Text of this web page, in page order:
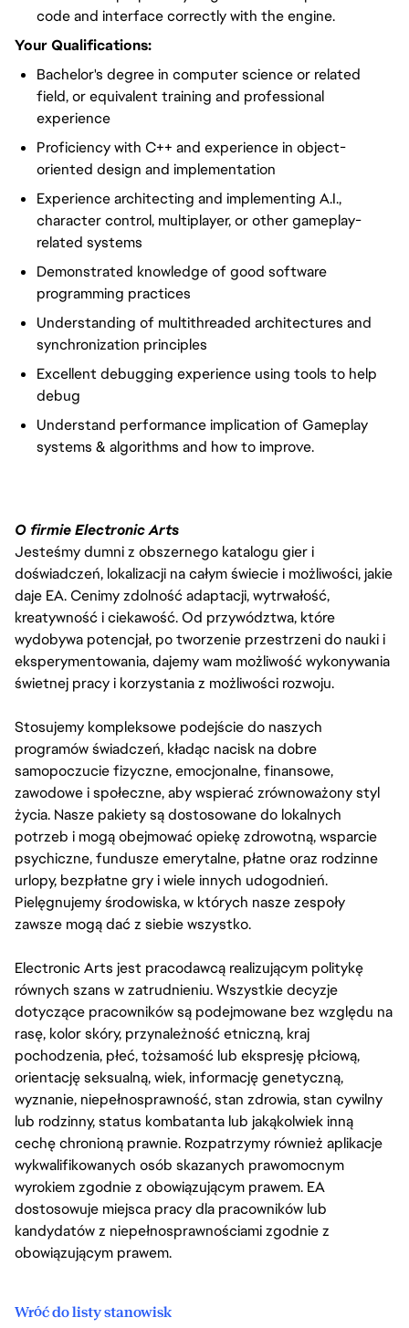
code and interface correctly with the engine.
Your Qualifications:
Bachelor's degree in computer science or related
field, or equivalent training and professional
experience
Proficiency with C++ and experience in object-
oriented design and implementation
Experience architecting and implementing A.I.,
character control, multiplayer, or other gameplay-
related systems
Demonstrated knowledge of good software
programming practices
Understanding of multithreaded architectures and
synchronization principles
Excellent debugging experience using tools to help
debug
Understand performance implication of Gameplay
systems & algorithms and how to improve.
O firmie Electronic Arts
Jesteśmy dumni z obszernego katalogu gier i
doświadczeń, lokalizacji na całym świecie i możliwości, jakie
daje EA. Cenimy zdolność adaptacji, wytrwałość,
kreatywność i ciekawość. Od przywództwa, które
wydobywa potencjał, po tworzenie przestrzeni do nauki i
eksperymentowania, dajemy wam możliwość wykonywania
świetnej pracy i korzystania z możliwości rozwoju.
Stosujemy kompleksowe podejście do naszych
programów świadczeń, kładąc nacisk na dobre
samopoczucie fizyczne, emocjonalne, finansowe,
zawodowe i społeczne, aby wspierać zrównoważony styl
życia. Nasze pakiety są dostosowane do lokalnych
potrzeb i mogą obejmować opiekę zdrowotną, wsparcie
psychiczne, fundusze emerytalne, płatne oraz rodzinne
urlopy, bezpłatne gry i wiele innych udogodnień.
Pielęgnujemy środowiska, w których nasze zespoły
zawsze mogą dać z siebie wszystko.
Electronic Arts jest pracodawcą realizującym politykę
równych szans w zatrudnieniu. Wszystkie decyzje
dotyczące pracowników są podejmowane bez względu na
rasę, kolor skóry, przynależność etniczną, kraj
pochodzenia, płeć, tożsamość lub ekspresję płciową,
orientację seksualną, wiek, informację genetyczną,
wyznanie, niepełnosprawność, stan zdrowia, stan cywilny
lub rodzinny, status kombatanta lub jakąkolwiek inną
cechę chronioną prawnie. Rozpatrzymy również aplikacje
wykwalifikowanych osób skazanych prawomocnym
wyrokiem zgodnie z obowiązującym prawem. EA
dostosowuje miejsca pracy dla pracowników lub
kandydatów z niepełnosprawnościami zgodnie z
obowiązującym prawem.
Wróć do listy stanowisk